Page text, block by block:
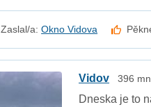
Zaslal/a:Okno Vidova
Vidov 396
Dneska je to